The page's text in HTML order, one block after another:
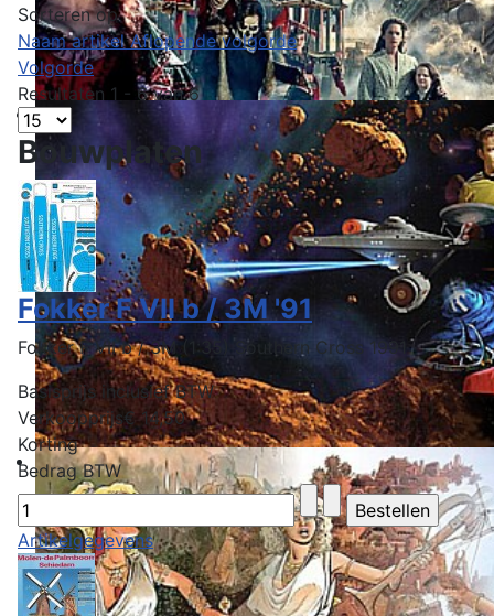
Sorteren op
Naam artikel Aflopende volgorde
Volgorde
Resultaten 1 - 6 van 6
Bouwplaten
Fokker F VII b / 3M '91
Fokker F VII b / 3M (1:35) Southern Cross 1991
Basisprijs inclusief BTW
Verkoopprijs€ 14,50
Korting
Bedrag BTW
Artikelgegevens